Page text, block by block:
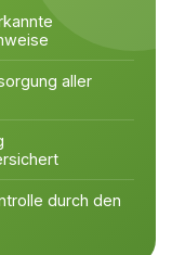
aller
durch den